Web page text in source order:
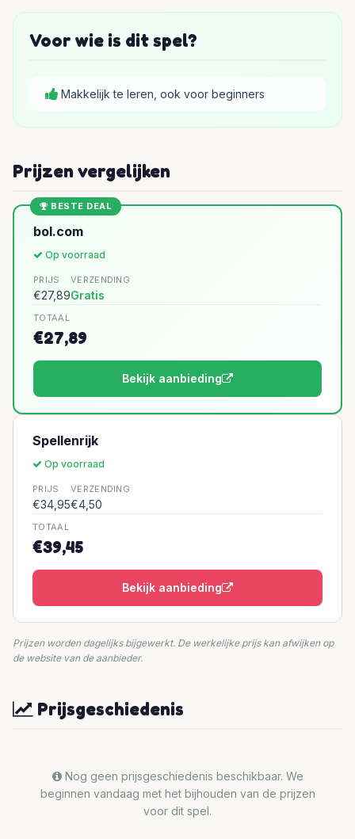
Voor wie is dit spel?
Makkelijk te leren, ook voor beginners
Prijzen vergelijken
BESTE DEAL
bol.com
Op voorraad
PRIJS
€27,89
VERZENDING
Gratis
TOTAAL
€27,89
Bekijk aanbieding
Spellenrijk
Op voorraad
PRIJS
€34,95
VERZENDING
€4,50
TOTAAL
€39,45
Bekijk aanbieding
Prijzen worden dagelijks bijgewerkt. De werkelijke prijs kan afwijken op
de website van de aanbieder.
Prijsgeschiedenis
Nog geen prijsgeschiedenis beschikbaar. We
beginnen vandaag met het bijhouden van de prijzen
voor dit spel.